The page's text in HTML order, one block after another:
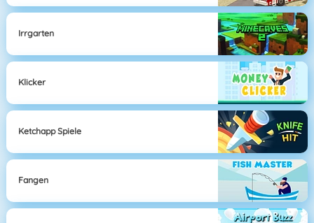
Irrgarten
Klicker
Ketchapp Spiele
Fangen